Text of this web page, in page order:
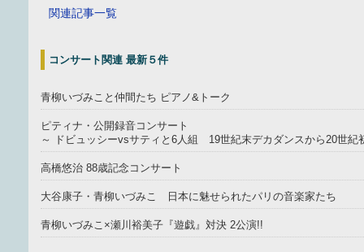
関連記事一覧
コンサート関連 最新５件
青柳いづみこと仲間たち ピアノ&トーク
ピティナ・公開録音コンサート
～ ドビュッシーvsサティと6人組 19世紀末デカダンスから20世紀
高橋悠治 88歳記念コンサート
大谷康子・青柳いづみこ 日本に魅せられたパリの音楽家たち
青柳いづみこ×瀬川裕美子『遊戯』対決 2公演!!